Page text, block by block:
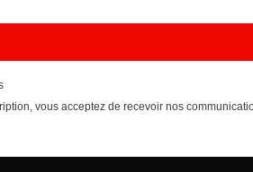
vous acceptez de recevoir nos